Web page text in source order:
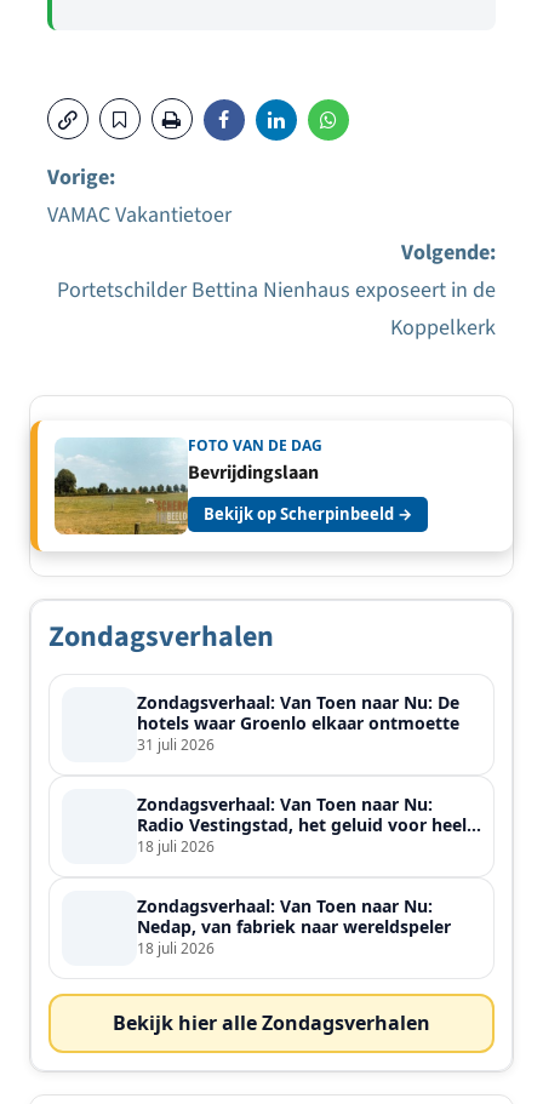
navigatie
Vorige:
VAMAC Vakantietoer
Volgende:
Portetschilder Bettina Nienhaus exposeert in de
Koppelkerk
FOTO VAN DE DAG
Bevrijdingslaan
Bekijk op Scherpinbeeld →
Zondagsverhalen
Zondagsverhaal: Van Toen naar Nu: De
hotels waar Groenlo elkaar ontmoette
31 juli 2026
Zondagsverhaal: Van Toen naar Nu:
Radio Vestingstad, het geluid voor heel
de streek
18 juli 2026
Zondagsverhaal: Van Toen naar Nu:
Nedap, van fabriek naar wereldspeler
18 juli 2026
Bekijk hier alle Zondagsverhalen